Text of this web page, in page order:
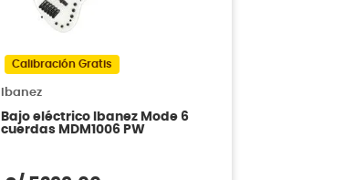
Calibración Gratis
Ibanez
Bajo eléctrico Ibanez Mode 6
cuerdas MDM1006 PW